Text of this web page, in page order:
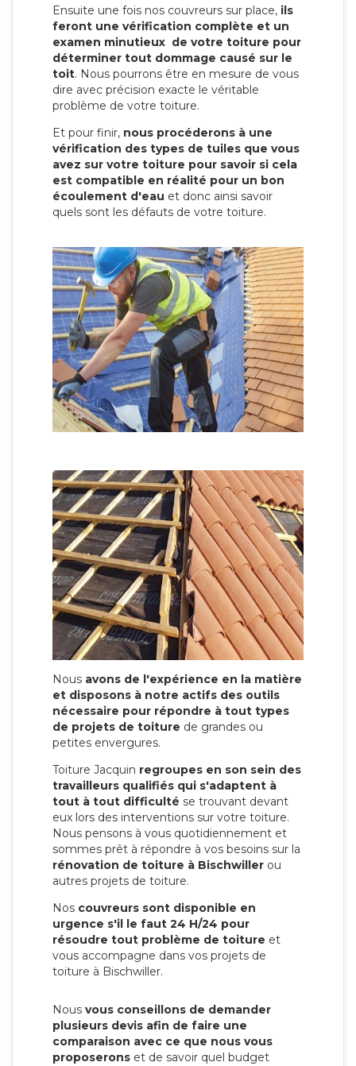
Ensuite une fois nos couvreurs sur place, ils
feront une vérification complète et un
examen minutieux de votre toiture pour
déterminer tout dommage causé sur le
toit. Nous pourrons être en mesure de vous
dire avec précision exacte le véritable
problème de votre toiture.
Et pour finir, nous procéderons à une
vérification des types de tuiles que vous
avez sur votre toiture pour savoir si cela
est compatible en réalité pour un bon
écoulement d'eau et donc ainsi savoir
quels sont les défauts de votre toiture.
Nous avons de l'expérience en la matière
et disposons à notre actifs des outils
nécessaire pour répondre à tout types
de projets de toiture de grandes ou
petites envergures.
Toiture Jacquin regroupes en son sein des
travailleurs qualifiés qui s'adaptent à
tout à tout difficulté se trouvant devant
eux lors des interventions sur votre toiture.
Nous pensons à vous quotidiennement et
sommes prêt à répondre à vos besoins sur la
rénovation de toiture à Bischwiller ou
autres projets de toiture.
Nos couvreurs sont disponible en
urgence s'il le faut 24 H/24 pour
résoudre tout problème de toiture et
vous accompagne dans vos projets de
toiture à Bischwiller.
Nous vous conseillons de demander
plusieurs devis afin de faire une
comparaison avec ce que nous vous
proposerons et de savoir quel budget